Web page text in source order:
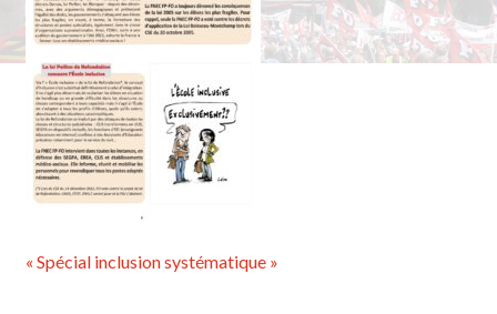
« Spécial inclusion systématique »